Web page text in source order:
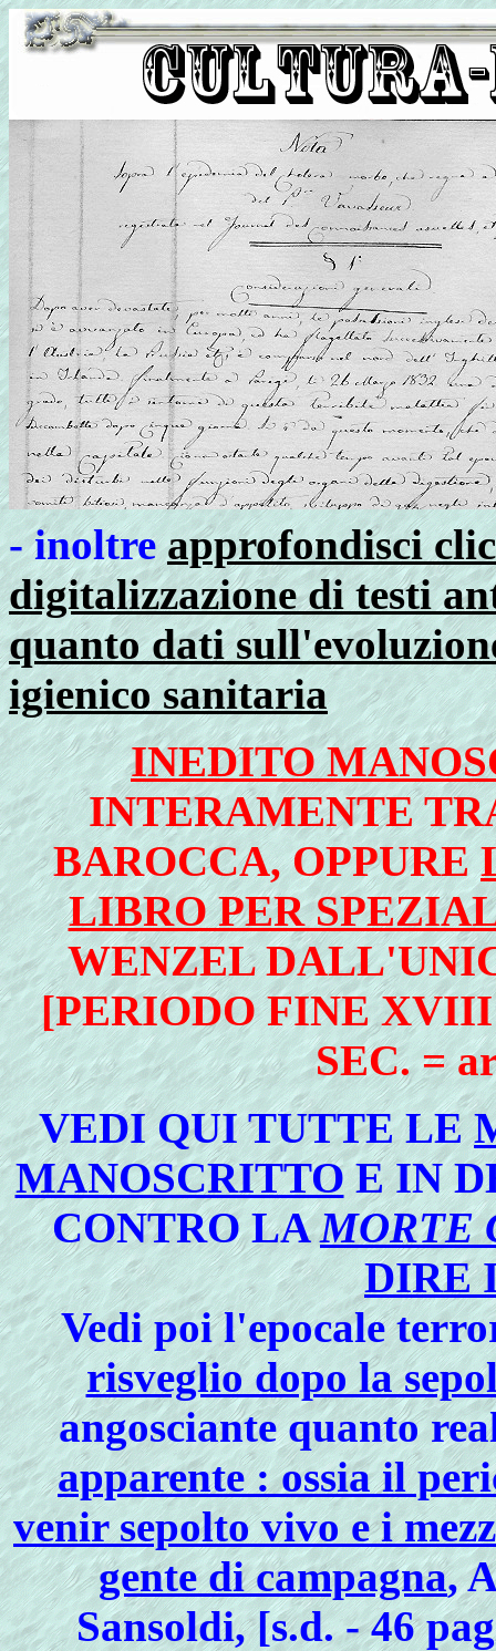
- inoltreapprofondisci
digitalizzazione di testi
quanto dati
igienico sanitaria
INEDITO
INTERAMENTE
BAROCCA, OPPURE
LIBRO PER
WENZEL
[PERIODO FINE
SEC. =
VEDI QUI TUTTE LE
MANOSCRITTO E IN
CONTRO LAMORTE
DIRE
Vedi poi l'epocale
risveglio dopo la
angosciante quanto
apparente : ossia il
venir sepolto vivo e i
gente di campagna,
Sansoldi, [s.d. - 46